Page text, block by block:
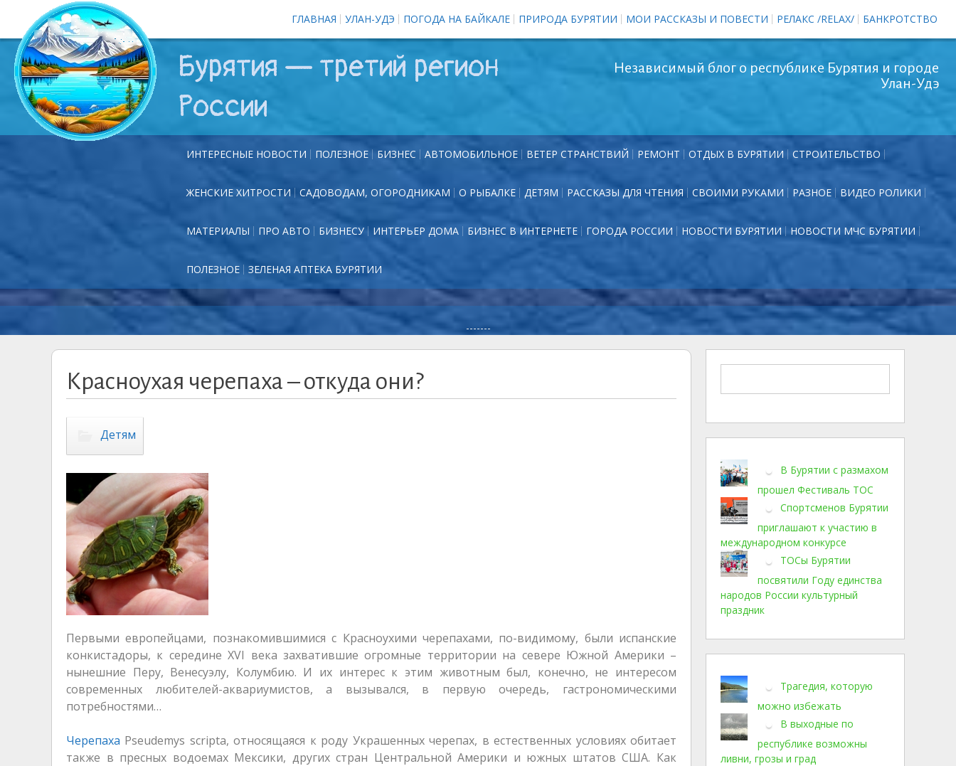
ГЛАВНАЯ УЛАН-УДЭ ПОГОДА НА БАЙКАЛЕ ПРИРОДА БУРЯТИИ МОИ РАССКАЗЫ И ПОВЕСТИ РЕЛАКС /RELAX/ БАНКРОТСТВО
Бурятия — третий регион
России
Независимый блог о республике Бурятия и городе
Улан-Удэ
ИНТЕРЕСНЫЕ НОВОСТИ ПОЛЕЗНОЕ БИЗНЕС АВТОМОБИЛЬНОЕ ВЕТЕР СТРАНСТВИЙ РЕМОНТ ОТДЫХ В БУРЯТИИ СТРОИТЕЛЬСТВО
ЖЕНСКИЕ ХИТРОСТИ САДОВОДАМ, ОГОРОДНИКАМ О РЫБАЛКЕ ДЕТЯМ РАССКАЗЫ ДЛЯ ЧТЕНИЯ СВОИМИ РУКАМИ РАЗНОЕ ВИДЕО РОЛИКИ
МАТЕРИАЛЫ ПРО АВТО БИЗНЕСУ ИНТЕРЬЕР ДОМА БИЗНЕС В ИНТЕРНЕТЕ ГОРОДА РОССИИ НОВОСТИ БУРЯТИИ НОВОСТИ МЧС БУРЯТИИ
ПОЛЕЗНОЕ ЗЕЛЕНАЯ АПТЕКА БУРЯТИИ
-------
Красноухая черепаха – откуда они?
Детям
Первыми европейцами, познакомившимися с Красноухими черепахами, по-видимому, были испанские
конкистадоры, к середине XVI века захватившие огромные территории на севере Южной Америки –
нынешние Перу, Венесуэлу, Колумбию. И их интерес к этим животным был, конечно, не интересом
современных любителей-аквариумистов, а вызывался, в первую очередь, гастрономическими
потребностями…
Черепаха Pseudemys scripta, относящаяся к роду Украшенных черепах, в естественных условиях обитает
также в пресных водоемах Мексики, других стран Центральной Америки и южных штатов США. Как
В Бурятии с размахом
прошел Фестиваль ТОС
Спортсменов Бурятии
приглашают к участию в
международном конкурсе
ТОСы Бурятии
посвятили Году единства
народов России культурный
праздник
Трагедия, которую
можно избежать
В выходные по
республике возможны
ливни, грозы и град